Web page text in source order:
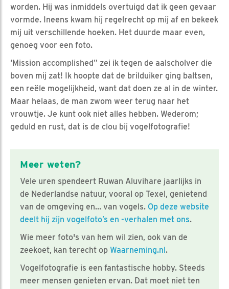
worden. Hij was inmiddels overtuigd dat ik geen gevaar
vormde. Ineens kwam hij regelrecht op mij af en bekeek
mij uit verschillende hoeken. Het duurde maar even,
genoeg voor een foto.
‘Mission accomplished” zei ik tegen de aalscholver die
boven mij zat! Ik hoopte dat de brilduiker ging baltsen,
een reële mogelijkheid, want dat doen ze al in de winter.
Maar helaas, de man zwom weer terug naar het
vrouwtje. Je kunt ook niet alles hebben. Wederom;
geduld en rust, dat is de clou bij vogelfotografie!
Meer weten?
Vele uren spendeert Ruwan Aluvihare jaarlijks in
de Nederlandse natuur, vooral op Texel, genietend
van de omgeving en… van vogels. Op deze website
deelt hij zijn vogelfoto’s en -verhalen met ons.
Wie meer foto's van hem wil zien, ook van de
zeekoet, kan terecht op Waarneming.nl.
Vogelfotografie is een fantastische hobby. Steeds
meer mensen genieten ervan. Dat moet niet ten